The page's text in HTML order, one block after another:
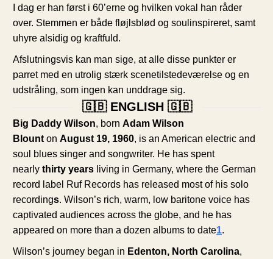
I dag er han først i 60’erne og hvilken vokal han råder
over. Stemmen er både fløjlsblød og soulinspireret, samt
uhyre alsidig og kraftfuld.
Afslutningsvis kan man sige, at alle disse punkter er
parret med en utrolig stærk scenetilstedeværelse og en
udstråling, som ingen kan unddrage sig.
🇬🇧 ENGLISH 🇬🇧
Big Daddy Wilson, born Adam Wilson
Blounton August 19, 1960, is an American electric and
soul blues singer and songwriter. He has spent
nearly thirty years living in Germany, where the German
record label Ruf Records has released most of his solo
recordings. Wilson’s rich, warm, low baritone voice has
captivated audiences across the globe, and he has
appeared on more than a dozen albums to date1.
Wilson’s journey began in Edenton, North Carolina,